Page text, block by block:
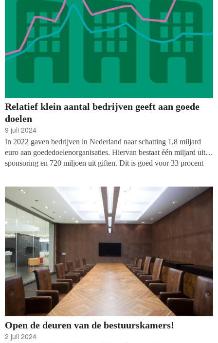
Relatief klein aantal bedrijven geeft aan goede
doelen
9 juli 2024
In 2022 gaven bedrijven in Nederland naar schatting 1,8 miljard
euro aan goededoelenorganisaties. Hiervan bestaat één miljard uit
sponsoring en 720 miljoen uit giften. Dit is goed voor 33 procent
Maas gaat in op de achterliggende redenen van deze dalende trend.
Open de deuren van de bestuurskamers!
2 juli 2024